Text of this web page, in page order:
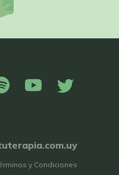
y Condiciones